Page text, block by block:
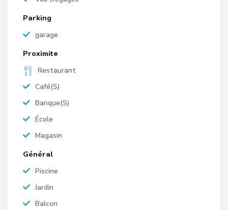
Parking
garage
Proximite
Restaurant
Café(S)
Banque(S)
École
Magasin
Général
Piscine
Jardin
Balcon